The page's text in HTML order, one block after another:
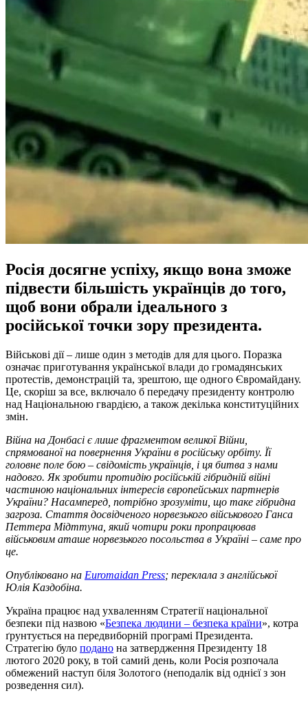
Росія досягне успіху, якщо вона зможе
підвести більшість українців до того,
щоб вони обрали ідеального з
російської точки зору президента.
Військові дії – лише один з методів для для цього. Поразка
означає приготування української влади до громадянських
протестів, демонстрацій та, зрештою, ще одного Євромайдану.
Це, скоріш за все, включало б передачу президенту контролю
над Національною гвардією, а також декілька конституційних
змін.
Війна на Донбасі є лише фрагментом великої Війни,
спрямованої на повернення України в російську орбіту. Її
головне поле бою – свідомість українців, і ця битва з нами
надовго. Як зробити протидію російській гібридній війні
частиною національних інтересів європейських партнерів
України? Насамперед, потрібно зрозуміти, що таке гібридна
загроза. Стаття досвідченого норвезького військового Ганса
Петтера Мідттуна, який чотири роки пропрацював
військовим аташе норвезького посольства в Україні – саме про
це.
Опубліковано на Euromaidan Press; переклала з англійської
Юлія Каздобіна.
Україна працює над ухваленням Стратегії національної
безпеки під назвою «Безпека людини – безпека країни», котра
ґрунтується на передвиборній програмі Президента.
Стратегію було подано на затвердження Президенту 18
лютого 2020 року, в той самий день, коли Росія розпочала
обмежений наступ біля Золотого (неподалік від однієї з зон
розведення сил).